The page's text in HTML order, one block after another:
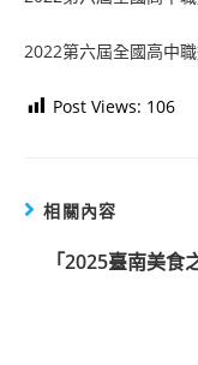
2022第六屆全國高中
Post Views: 106
相關內容
「2025臺南美